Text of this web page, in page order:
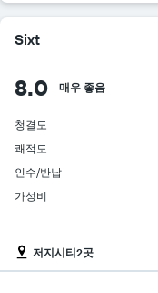
Sixt
8.0 매우 좋음
청결도
쾌적도
인수/반납
가성비
저지시티2곳